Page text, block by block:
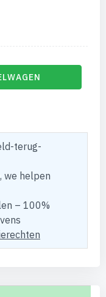
terug-
we helpen
– 100%